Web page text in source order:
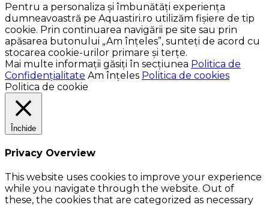
Pentru a personaliza și îmbunătăți experiența
dumneavoastră pe Aquastiri.ro utilizăm fișiere de tip
cookie. Prin continuarea navigării pe site sau prin
apăsarea butonului „Am înțeles”, sunteți de acord cu
stocarea cookie-urilor primare și terțe.
Mai multe informații găsiți în secțiunea Politica de
Confidențialitate Am înțeles Politica de cookies
Politica de cookie
Închide
Privacy Overview
This website uses cookies to improve your experience
while you navigate through the website. Out of
these, the cookies that are categorized as necessary